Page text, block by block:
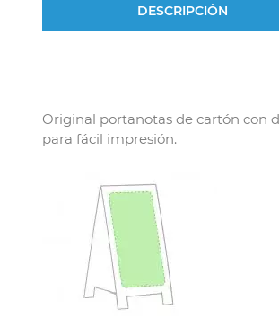
DESCRIPCIÓN
Original portanotas de cartón con
para fácil impresión.